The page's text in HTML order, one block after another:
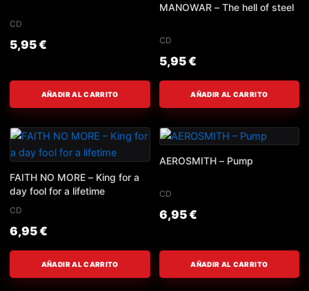
CD
5,95€
AÑADIR AL CARRITO
MANOWAR – The hell of steel
CD
5,95€
AÑADIR AL CARRITO
FAITH NO MORE – King for a
day fool for a lifetime
CD
6,95€
AÑADIR AL CARRITO
AEROSMITH – Pump
CD
6,95€
AÑADIR AL CARRITO